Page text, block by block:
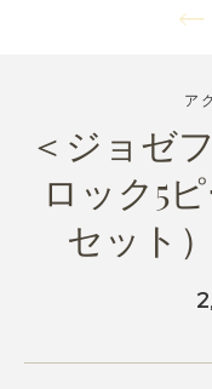
ア
＜ジョゼ
ロック5
セット